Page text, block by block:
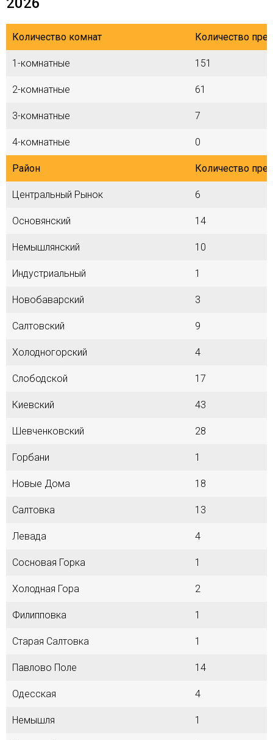
Количество комнат Количество
1-комнатные 151
2-комнатные 61
3-комнатные 7
4-комнатные 0
Район Количество
Центральный Рынок 6
Основянский 14
Немышлянский 10
Индустриальный 1
Новобаварский 3
Салтовский 9
Холодногорский 4
Слободской 17
Киевский 43
Шевченковский 28
Горбани 1
Новые Дома 18
Салтовка 13
Левада 4
Сосновая Горка 1
Холодная Гора 2
Филипповка 1
Старая Салтовка 1
Павлово Поле 14
Одесская 4
Немышля 1